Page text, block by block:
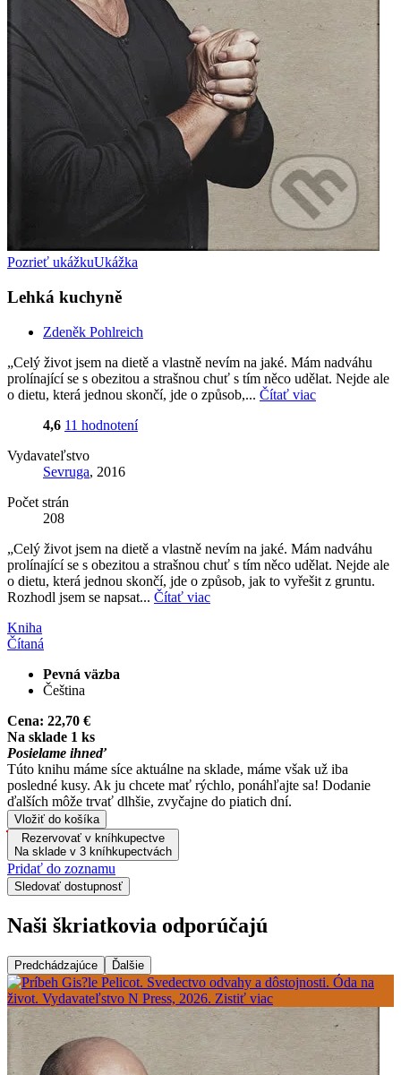
Pozrieť ukážkuUkážka
Lehká kuchyně
Zdeněk Pohlreich
„Celý život jsem na dietě a vlastně nevím na jaké. Mám nadváhu
prolínající se s obezitou a strašnou chuť s tím něco udělat. Nejde ale
o dietu, která jednou skončí, jde o způsob,... Čítať viac
4,6 11 hodnotení
Vydavateľstvo
Sevruga, 2016
Počet strán
208
„Celý život jsem na dietě a vlastně nevím na jaké. Mám nadváhu
prolínající se s obezitou a strašnou chuť s tím něco udělat. Nejde ale
o dietu, která jednou skončí, jde o způsob, jak to vyřešit z gruntu.
Rozhodl jsem se napsat... Čítať viac
Kniha
Čítaná
Pevná väzba
Čeština
Cena: 22,70 €
Na sklade 1 ks
Posielame ihneď
Túto knihu máme síce aktuálne na sklade, máme však už iba
posledné kusy. Ak ju chcete mať rýchlo, ponáhľajte sa! Dodanie
ďalších môže trvať dlhšie, zvyčajne do piatich dní.
Vložiť do košíka
Rezervovať v kníhkupectve
Na sklade v 3 kníhkupectvách
Pridať do zoznamu
Sledovať dostupnosť
Naši škriatkovia odporúčajú
Predchádzajúce Ďalšie